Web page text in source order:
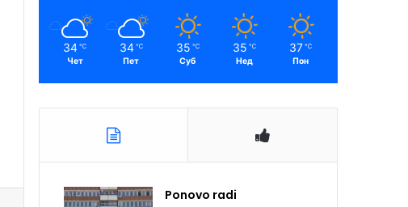
34 ℃
Чет
34 ℃
Пет
35 ℃
Суб
35 ℃
Нед
37 ℃
Пон
Ponovo radi